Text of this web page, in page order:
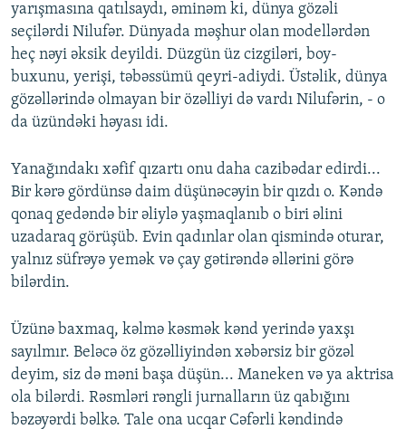
yarışmasına qatılsaydı, əminəm ki, dünya gözəli
seçilərdi Nilufər. Dünyada məşhur olan modellərdən
heç nəyi əksik deyildi. Düzgün üz cizgiləri, boy-
buxunu, yerişi, təbəssümü qeyri-adiydi. Üstəlik, dünya
gözəllərində olmayan bir özəlliyi də vardı Nilufərin, - o
da üzündəki həyası idi.
Yanağındakı xəfif qızartı onu daha cazibədar edirdi...
Bir kərə gördünsə daim düşünəcəyin bir qızdı o. Kəndə
qonaq gedəndə bir əliylə yaşmaqlanıb o biri əlini
uzadaraq görüşüb. Evin qadınlar olan qismində oturar,
yalnız süfrəyə yemək və çay gətirəndə əllərini görə
bilərdin.
Üzünə baxmaq, kəlmə kəsmək kənd yerində yaxşı
sayılmır. Beləcə öz gözəlliyindən xəbərsiz bir gözəl
deyim, siz də məni başa düşün... Maneken və ya aktrisa
ola bilərdi. Rəsmləri rəngli jurnalların üz qabığını
bəzəyərdi bəlkə. Tale ona ucqar Cəfərli kəndində